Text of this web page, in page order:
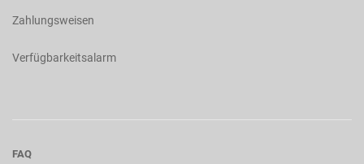
Zahlungsweisen
Verfügbarkeitsalarm
FAQ